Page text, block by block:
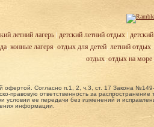
летний лагерь| детский летний отдых|
, конные лагеря, отдых для детей, летний отдых,
отдых, отдых на море
офертой. Согласно п.1, 2, ч.3, ст. 17 Закона
правовую ответственность за
условии ее передачи без изменений и
информации.